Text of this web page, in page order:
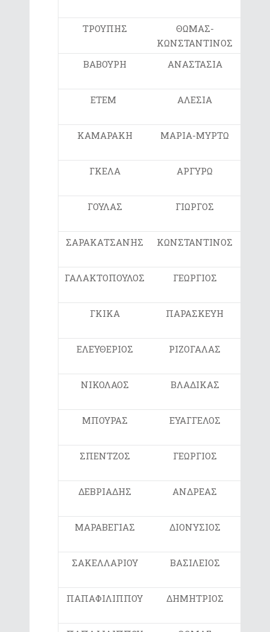
ΤΡΟΥΠΗΣ
ΘΩΜΑΣ-
ΚΩΝΣΤΑΝΤΙΝΟΣ
ΒΑΒΟΥΡΗ ΑΝΑΣΤΑΣΙΑ
ΕΤΕΜ ΑΛΕΣΙΑ
ΚΑΜΑΡΑΚΗ ΜΑΡΙΑ-ΜΥΡΤΩ
ΓΚΕΛΑ ΑΡΓΥΡΩ
ΓΟΥΛΑΣ ΓΙΩΡΓΟΣ
ΣΑΡΑΚΑΤΣΑΝΗΣ ΚΩΝΣΤΑΝΤΙΝΟΣ
ΓΑΛΑΚΤΟΠΟΥΛΟΣ ΓΕΩΡΓΙΟΣ
ΓΚΙΚΑ ΠΑΡΑΣΚΕΥΗ
ΕΛΕΥΘΕΡΙΟΣ ΡΙΖΟΓΑΛΑΣ
ΝΙΚΟΛΑΟΣ ΒΛΑΔΙΚΑΣ
ΜΠΟΥΡΑΣ ΕΥΑΓΓΕΛΟΣ
ΣΠΕΝΤΖΟΣ ΓΕΩΡΓΙΟΣ
ΔΕΒΡΙΑΔΗΣ ΑΝΔΡΕΑΣ
ΜΑΡΑΒΕΓΙΑΣ ΔΙΟΝΥΣΙΟΣ
ΣΑΚΕΛΛΑΡΙΟΥ ΒΑΣΙΛΕΙΟΣ
ΠΑΠΑΦΙΛΙΠΠΟΥ ΔΗΜΗΤΡΙΟΣ